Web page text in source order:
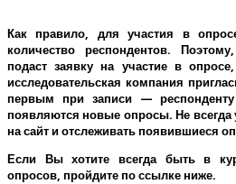
Как правило, для участия в
количество респондентов.
подаст заявку на участие в
исследовательская компания
первым при записи — респонденту
появляются новые опросы. Не всегда
на сайт и отслеживать появившиеся
Если Вы хотите всегда быть в
опросов, пройдите по ссылке ниже.